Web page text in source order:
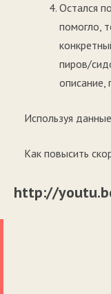
Остался
помогло,
пиров/
описание,
Используя
Как повысить
http://